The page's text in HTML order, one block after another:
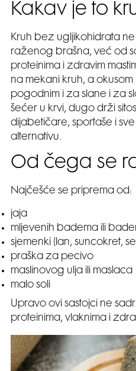
Kakav je to
Kruh bez ugljikohidrata ne
raženog brašna, već od
proteinima i zdravim
na mekani kruh, a
pogodnim i za slane i za
šećer u krvi, dugo drži
dijabetičare, sportaše i
alternativu.
Od čega se
Najčešće se priprema od:
jaja
mljevenih badema ili
sjemenki (lan, suncokret,
praška za pecivo
maslinovog ulja ili maslaca
malo soli
Upravo ovi sastojci ne
proteinima, vlaknima i